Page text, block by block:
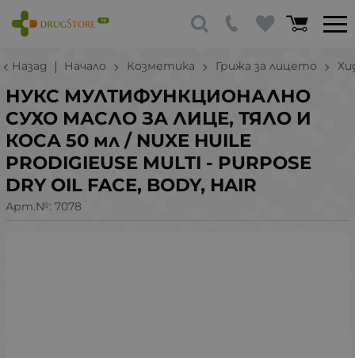
Назад Начало Козметика Грижа за лицето
НУКС МУЛТИФУНКЦИОНАЛНО
СУХО МАСЛО ЗА ЛИЦЕ, ТЯЛО И
КОСА 50 мл / NUXE HUILE
PRODIGIEUSE MULTI - PURPOSE
DRY OIL FACE, BODY, HAIR
Арт.№: 7078